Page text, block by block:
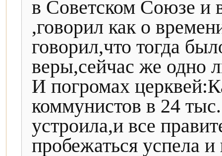
в Советском Союзе и
,говорил как о
говорил,что тогда
веры,сейчас же одно
И погромах
коммунистов в 24
устроила,и все
пробежаться успела